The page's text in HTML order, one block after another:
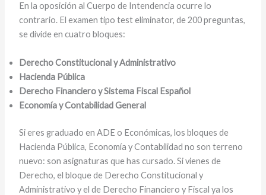
En la oposición al Cuerpo de Intendencia ocurre lo
contrario. El examen tipo test eliminator, de 200 preguntas,
se divide en cuatro bloques:
Derecho Constitucional y Administrativo
Hacienda Pública
Derecho Financiero y Sistema Fiscal Español
Economía y Contabilidad General
Si eres graduado en ADE o Económicas, los bloques de
Hacienda Pública, Economía y Contabilidad no son terreno
nuevo: son asignaturas que has cursado. Si vienes de
Derecho, el bloque de Derecho Constitucional y
Administrativo y el de Derecho Financiero y Fiscal ya los